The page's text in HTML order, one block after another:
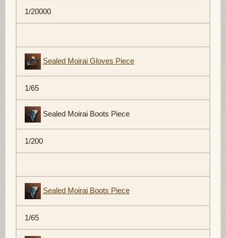
1/20000
Sealed Moirai Gloves Piece
1/65
Sealed Moirai Boots Piece
1/200
Sealed Moirai Boots Piece
1/65